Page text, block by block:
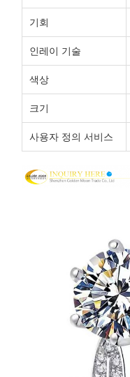
기회
인레이 기술
색상
크기
사용자 정의 서비스